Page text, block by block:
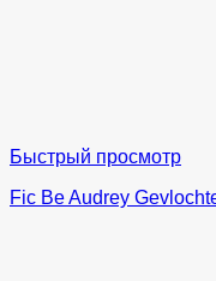
Быстрый просмотр
Fic Be Audrey